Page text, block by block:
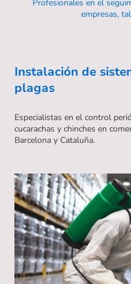
Profesionales en el
empresas,
Instalación de
plagas
Especialistas en el control
cucarachas y chinches en
Barcelona y Cataluña.